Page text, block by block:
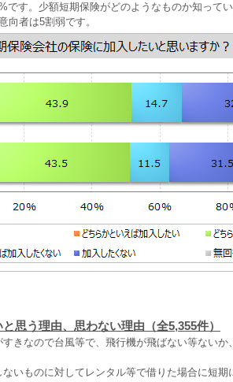
です。少額短期保険がどのようなものか知って
向者は5割弱です。
思う理由、思わない理由（全5,355件）
すきなので台風等で、飛行機が飛ばない等ないか
ないものに対してレンタル等で借りた場合に短期